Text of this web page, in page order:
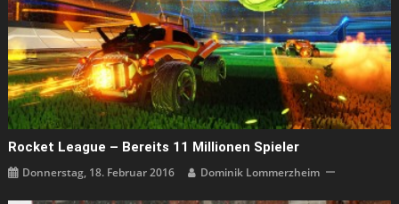
Rocket League – Bereits 11 Millionen Spieler
Donnerstag, 18. Februar 2016 Dominik Lommerzheim